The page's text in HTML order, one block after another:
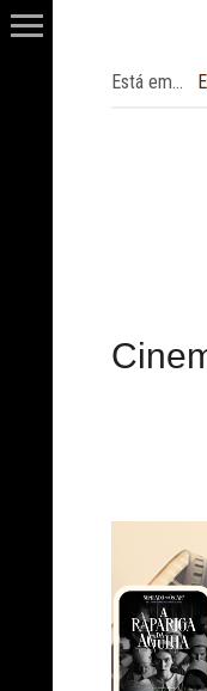
Está em...